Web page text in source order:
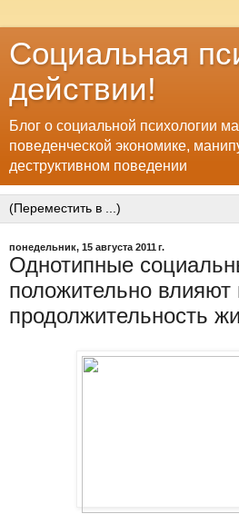
Социальная
действии!
Блог о социальной психологии
поведенческой экономике,
деструктивном поведении
понедельник, 15 августа 2011 г.
Однотипные
положительно влияют
продолжительность